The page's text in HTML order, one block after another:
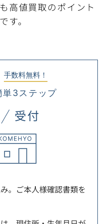
も高値買取のポイント
です。
手数料無料！
単3ステップ
。ご本人様確認書類を